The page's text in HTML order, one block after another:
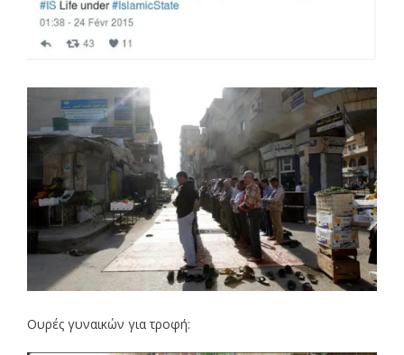
Ουρές γυναικών για τροφή: